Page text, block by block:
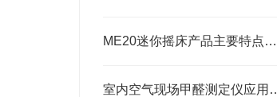
ME20迷你摇床产品主要特点资料介绍
室内空气现